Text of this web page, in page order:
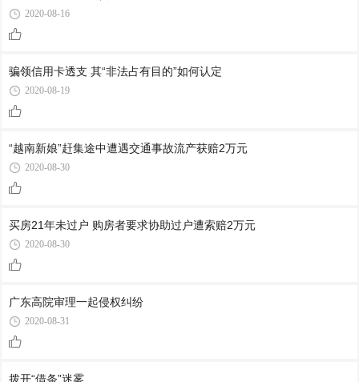
2020-08-16
骗领信用卡透支 其“非法占有目的”如何认定
2020-08-19
“越南新娘”赶集途中遭遇交通事故流产获赔2万元
2020-08-30
买房21年未过户 购房者要求协助过户遭索赔2万元
2020-08-30
广东高院审理一起侵权纠纷
2020-08-31
拨开“借条”迷雾